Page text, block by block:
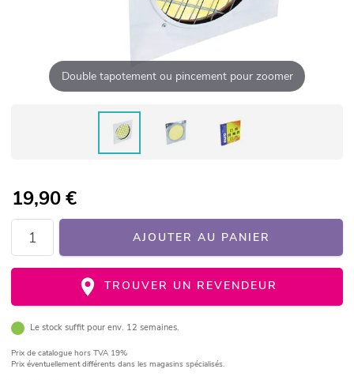
Double tapotement ou pincement pour zoomer
19,90€
AJOUTER AU PANIER
TROUVER UN REVENDEUR
Le stock suffit pour env. 12 semaines.
Prix de catalogue hors TVA 19%
Prix éventuellement différents dans les magasins spécialisés.